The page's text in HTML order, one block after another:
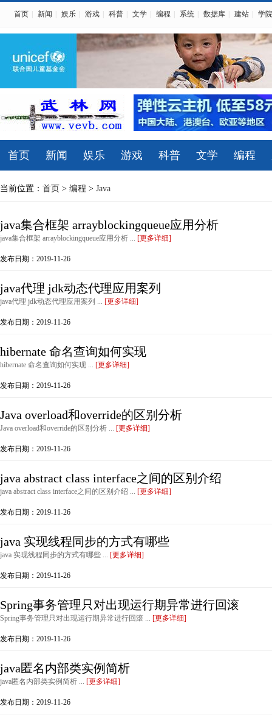
首页 新闻 娱乐 游戏 科普 文学 编程 系统 数据库 建站 学院
首页 新闻 娱乐 游戏 科普 文学 编程
当前位置： 首页 > 编程 > Java
java集合框架 arrayblockingqueue应用分析
java集合框架 arrayblockingqueue应用分析 ... [更多详细]
发布日期：2019-11-26
java代理 jdk动态代理应用案列
java代理 jdk动态代理应用案列 ... [更多详细]
发布日期：2019-11-26
hibernate 命名查询如何实现
hibernate 命名查询如何实现 ... [更多详细]
发布日期：2019-11-26
Java overload和override的区别分析
Java overload和override的区别分析 ... [更多详细]
发布日期：2019-11-26
java abstract class interface之间的区别介绍
java abstract class interface之间的区别介绍 ... [更多详细]
发布日期：2019-11-26
java 实现线程同步的方式有哪些
java 实现线程同步的方式有哪些 ... [更多详细]
发布日期：2019-11-26
Spring事务管理只对出现运行期异常进行回滚
Spring事务管理只对出现运行期异常进行回滚 ... [更多详细]
发布日期：2019-11-26
java匿名内部类实例简析
java匿名内部类实例简析 ... [更多详细]
发布日期：2019-11-26